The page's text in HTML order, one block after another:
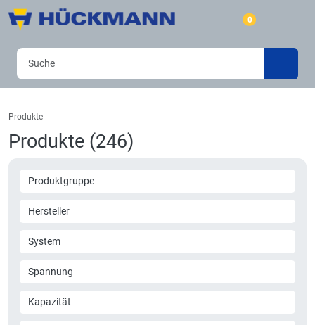
0
Produkte
Produkte (246)
Produktgruppe
Hersteller
System
Spannung
Kapazität